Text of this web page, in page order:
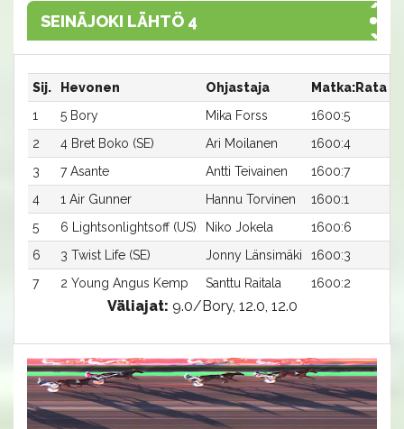
SEINÄJOKI LÄHTÖ 4
Sij. Hevonen Ohjastaja Matka:Rata
1
5 Bory Mika Forss 1600:5
2
4 Bret Boko (SE) Ari Moilanen 1600:4
3
7 Asante Antti Teivainen 1600:7
4
1 Air Gunner Hannu Torvinen 1600:1
5
6 Lightsonlightsoff (US) Niko Jokela 1600:6
6
3 Twist Life (SE) Jonny Länsimäki 1600:3
7
2 Young Angus Kemp Santtu Raitala 1600:2
Väliajat: 9.0/Bory, 12.0, 12.0